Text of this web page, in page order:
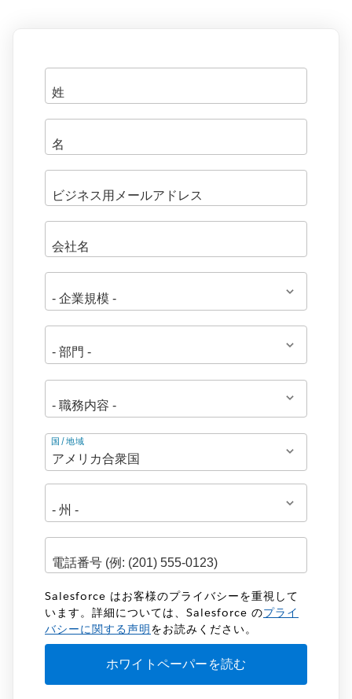
住
所
国/地域
Salesforce はお客様のプライバシーを重視して
います。詳細については、Salesforce のプライ
バシーに関する声明 をお読みください。